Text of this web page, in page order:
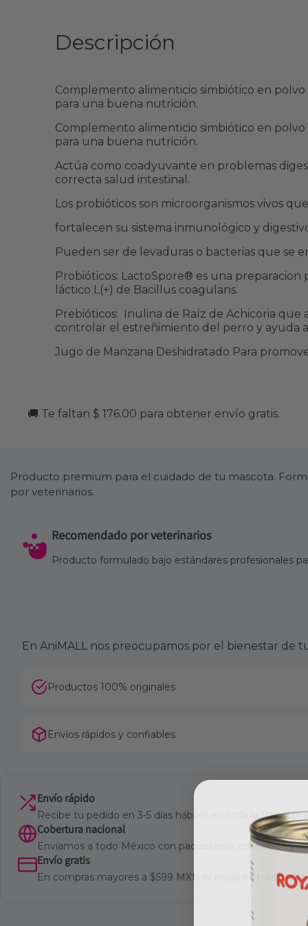
Descripción
Complemento alimenticio simbiótico en
para una buena nutrición.
Complemento alimenticio simbiótico en
para una buena nutrición.
Actúa como coadyuvante en problemas
correcta salud intestinal.
Los probióticos son microorganismos vivos
fortalecen su sistema inmunológico y
Pueden ser de levaduras o bacterias que se
Probióticos: LactoSpore® es una
láctico L(+) de Bacillus coagulans.
Prebióticos: Inulina de Raíz de Achicoria
controlar el estreñimiento del perro y ayuda
Jugo de Manzana Deshidratado Para
🚚 Te faltan $ 176.00 para obtener envío gratis.
Producto premium para el cuidado de tu mascota.
por veterinarios.
Recomendado por veterinarios
Producto formulado bajo estándares profesionales
En AniMALL nos preocupamos por el bienestar de
Productos 100% originales
Envíos rápidos y confiables
Envío rápido
Recibe tu pedido en 3-5 días hábiles en toda la
Cobertura nacional
Enviamos a todo México con paqueterías confiables y
Envío gratis
En compras mayores a $599 MXN el envío es